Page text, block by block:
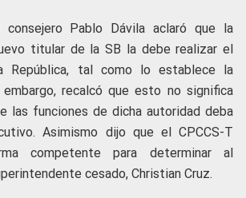
Pablo Dávila aclaró que la
titular de la SB la debe realizar el
República, tal como lo establece la
recalcó que esto no significa
las funciones de dicha autoridad deba
Asimismo dijo que el CPCCS-T
competente para determinar al
cesado, Christian Cruz.